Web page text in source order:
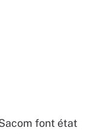
font état